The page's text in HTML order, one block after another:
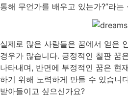
통해 무언가를 배우고 있는가?”라는
실제로 많은 사람들은 꿈에서 얻은
경우가 많습니다. 긍정적인 칠판 꿈
나타내며, 반면에 부정적인 꿈은 현
하기 위해 노력하게 만들 수 있습니
받아들이고 싶으신가요?